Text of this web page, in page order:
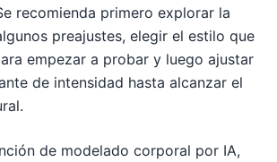
recomienda primero explorar la
preajustes, elegir el estilo que
empezar a probar y luego ajustar
de intensidad hasta alcanzar el
de modelado corporal por IA,